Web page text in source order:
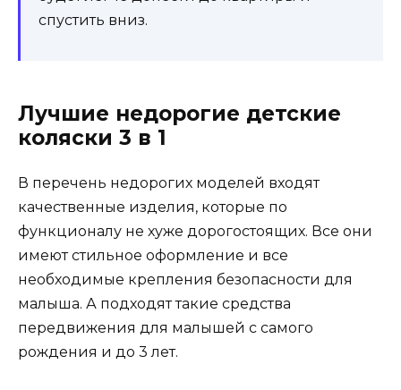
спустить вниз.
Лучшие недорогие детские
коляски 3 в 1
В перечень недорогих моделей входят
качественные изделия, которые по
функционалу не хуже дорогостоящих. Все они
имеют стильное оформление и все
необходимые крепления безопасности для
малыша. А подходят такие средства
передвижения для малышей с самого
рождения и до 3 лет.